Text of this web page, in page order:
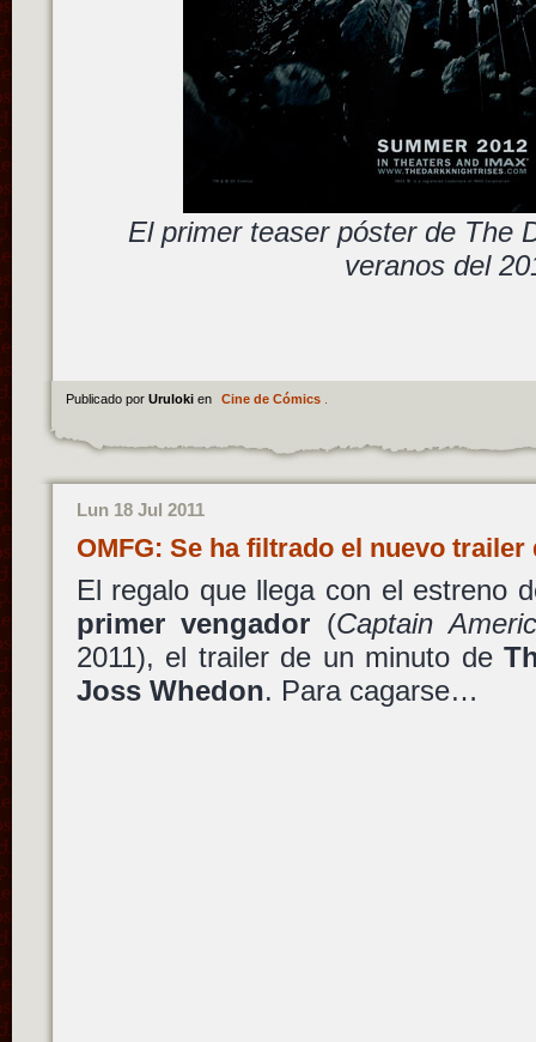
El primer teaser póster de The
veranos del
Publicado por Uruloki en Cine de Cómics.
Lun 18 Jul 2011
OMFG: Se ha filtrado el nuevo
El regalo que llega con el estreno
primer vengador (Captain
2011), el trailer de un minuto de
Joss Whedon. Para cagarse…